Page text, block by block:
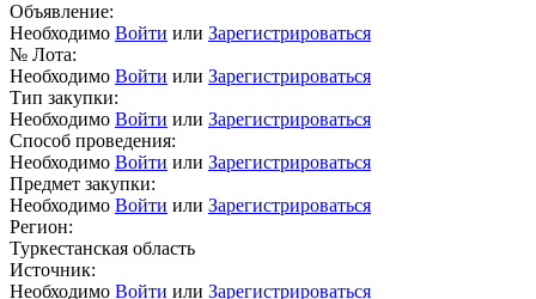
Объявление:
Необходимо Войти или Зарегистрироваться
№ Лота:
Необходимо Войти или Зарегистрироваться
Тип закупки:
Необходимо Войти или Зарегистрироваться
Способ проведения:
Необходимо Войти или Зарегистрироваться
Предмет закупки:
Необходимо Войти или Зарегистрироваться
Регион:
Туркестанская область
Источник:
Необходимо Войти или Зарегистрироваться